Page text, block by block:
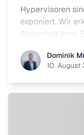
Hypervisoren
exponiert. Wir
Sicherheit Ihres
schützen
DominikDominik
10. August